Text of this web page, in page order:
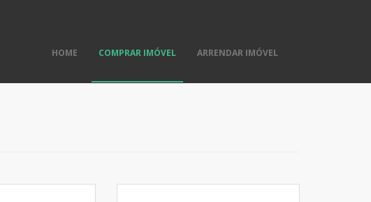
HOME COMPRAR IMÓVEL ARRENDAR IMÓVEL